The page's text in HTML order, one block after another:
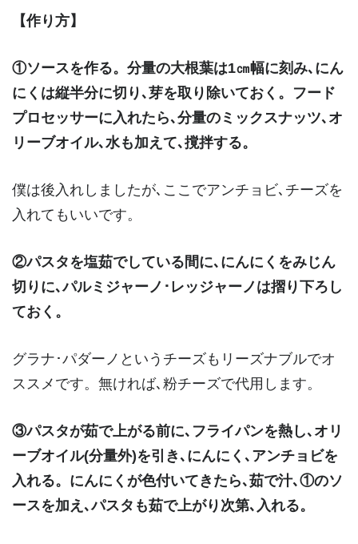
【作り方】
①ソースを作る。分量の大根葉は1㎝幅に刻み､にん
にくは縦半分に切り､芽を取り除いておく。フード
プロセッサーに入れたら､分量のミックスナッツ､オ
リーブオイル､水も加えて､撹拌する。
僕は後入れしましたが､ここでアンチョビ､チーズを
入れてもいいです。
②パスタを塩茹でしている間に､にんにくをみじん
切りに､パルミジャーノ･レッジャーノは摺り下ろし
ておく。
グラナ･パダーノというチーズもリーズナブルでオ
ススメです。無ければ､粉チーズで代用します。
③パスタが茹で上がる前に､フライパンを熱し､オリ
ーブオイル(分量外)を引き､にんにく､アンチョビを
入れる。にんにくが色付いてきたら､茹で汁､①のソ
ースを加え､パスタも茹で上がり次第､入れる。